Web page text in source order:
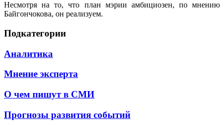
Несмотря на то, что план мэрии амбициозен, по мнению
Байгончокова, он реализуем.
Подкатегории
Аналитика
Мнение эксперта
О чем пишут в СМИ
Прогнозы развития событий